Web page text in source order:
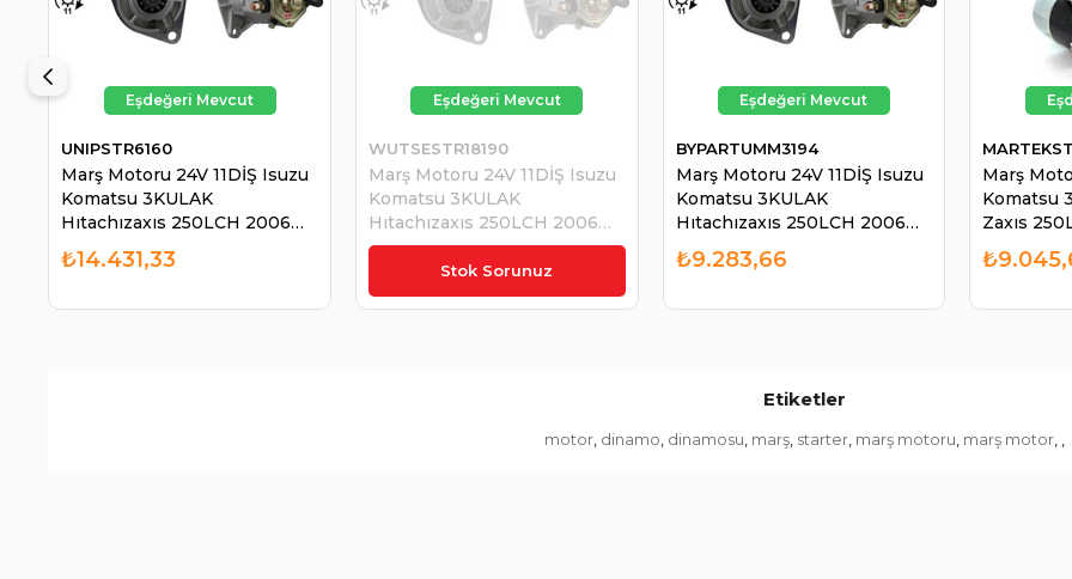
Marş Motoru 24V 11DİŞ Isuzu
Komatsu 3KULAK
Hıtachızaxıs 250LCH 2006
Excavatör STR6160 Isuzu
6BD1 - 6BG1 Motorlara / Jcb /
UNIPSTR6160
₺14.431,33 Stok Sorunuz
Marş Motoru 24V 11DİŞ Isuzu
Komatsu 3KULAK
Hıtachızaxıs 250LCH 2006
Excavatör STR6160 Isuzu
6BD1 - 6BG1 Motorlara / Jcb /
Daewo | WUTSE STR18190
WUTSESTR18190
₺10.569,09
Marş Motoru 24V 11DİŞ Isuzu
Komatsu 3KULAK
Hıtachızaxıs 250LCH 2006
Excavatör STR6160 Isuzu
6BD1 - 6BG1 Motorlara / Jcb /
BYPARTUMM3194
₺9.283,66
Marş
Komatsu
Zaxıs
Excavatör
Motorlara
Etiketler
motor, dinamo dinamosu marş, starter, marş motoru marş motor,